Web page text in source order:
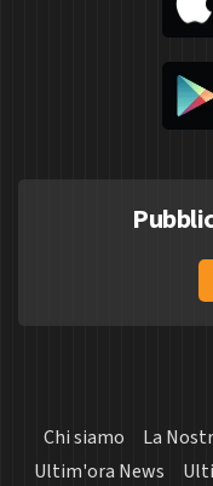
Chi siamo La
Ultim'ora News